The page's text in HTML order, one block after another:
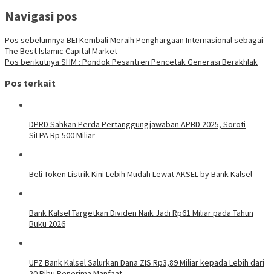
Navigasi pos
Pos sebelumnya BEI Kembali Meraih Penghargaan Internasional sebagai
The Best Islamic Capital Market
Pos berikutnya SHM : Pondok Pesantren Pencetak Generasi Berakhlak
Pos terkait
DPRD Sahkan Perda Pertanggungjawaban APBD 2025, Soroti
SiLPA Rp 500 Miliar
Beli Token Listrik Kini Lebih Mudah Lewat AKSEL by Bank Kalsel
Bank Kalsel Targetkan Dividen Naik Jadi Rp61 Miliar pada Tahun
Buku 2026
UPZ Bank Kalsel Salurkan Dana ZIS Rp3,89 Miliar kepada Lebih dari